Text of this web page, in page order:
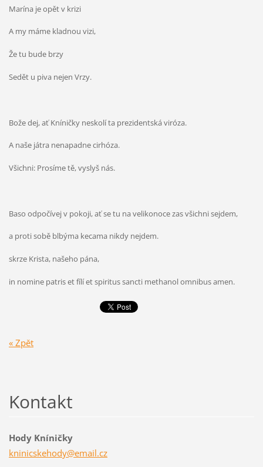
Marína je opět v krizi
A my máme kladnou vizi,
Že tu bude brzy
Sedět u piva nejen Vrzy.
Bože dej, ať Kníničky neskolí ta prezidentská viróza.
A naše játra nenapadne cirhóza.
Všichni: Prosíme tě, vyslyš nás.
Baso odpočívej v pokoji, ať se tu na velikonoce zas všichni sejdem,
a proti sobě blbýma kecama nikdy nejdem.
skrze Krista, našeho pána,
in nomine patris et fílí et spiritus sancti methanol omnibus amen.
« Zpět
Kontakt
Hody Kníničky
kninicskehody@email.cz